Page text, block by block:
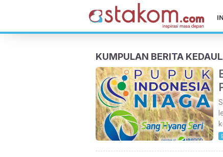
KUMPULAN BERITA